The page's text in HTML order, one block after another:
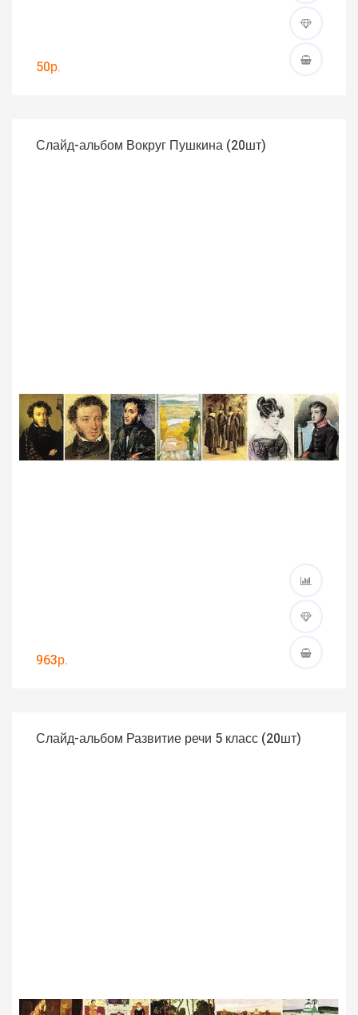
50р.
Слайд-альбом Вокруг Пушкина (20шт)
963р.
Слайд-альбом Развитие речи 5 класс (20шт)